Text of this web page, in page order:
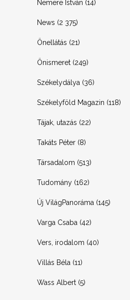
Nemere István (14)
News (2 375)
Önellátás (21)
Önismeret (249)
Székelydálya (36)
Székelyföld Magazin (118)
Tájak, utazás (22)
Takáts Péter (8)
Társadalom (513)
Tudomány (162)
Új VilágPanoráma (145)
Varga Csaba (42)
Vers, irodalom (40)
Villás Béla (11)
Wass Albert (5)